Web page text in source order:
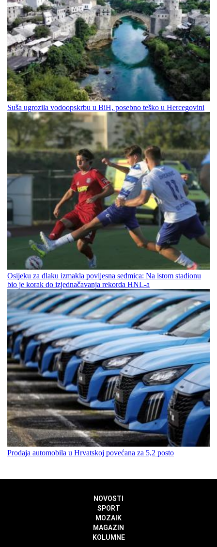
Suša ugrozila vodoopskrbu u BiH, posebno teško u Hercegovini
Osijeku za dlaku izmakla povijesna sedmica: Na istom stadionu
bio je korak do izjednačavanja rekorda HNL-a
Prodaja automobila u Hrvatskoj povećana za 5,2 posto
NOVOSTI
SPORT
MOZAIK
MAGAZIN
KOLUMNE